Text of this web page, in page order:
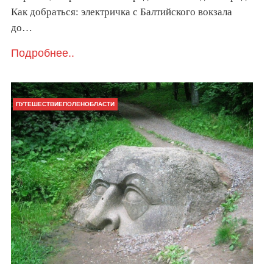
Как добраться: электричка с Балтийского вокзала
до…
Подробнее..
ПУТЕШЕСТВИЕПОЛЕНОБЛАСТИ